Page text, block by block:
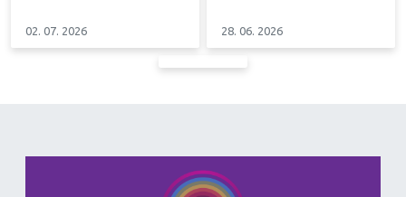
02. 07. 2026 28. 06. 2026